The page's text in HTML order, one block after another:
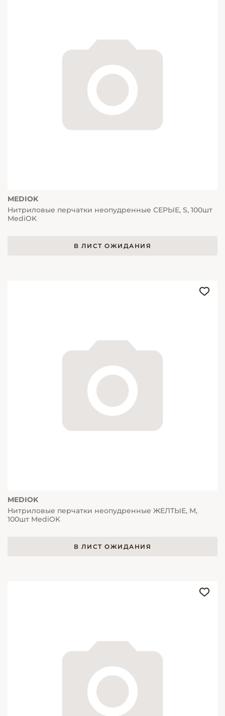
MEDIOK
Нитриловые перчатки неопудренные СЕРЫЕ, S, 100шт
MediOK
В ЛИСТ ОЖИДАНИЯ
MEDIOK
Нитриловые перчатки неопудренные ЖЕЛТЫЕ, M,
100шт MediOK
В ЛИСТ ОЖИДАНИЯ